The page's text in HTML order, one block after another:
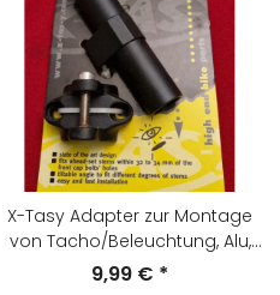
X-Tasy Adapter zur Montage
von Tacho/Beleuchtung, Alu,
schwarz, NEU
9,99 € *